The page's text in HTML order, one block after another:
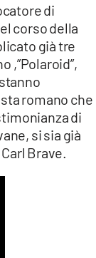
di
corso della
già tre
,”Polaroid”,
romano che
di
si sia già
Brave.